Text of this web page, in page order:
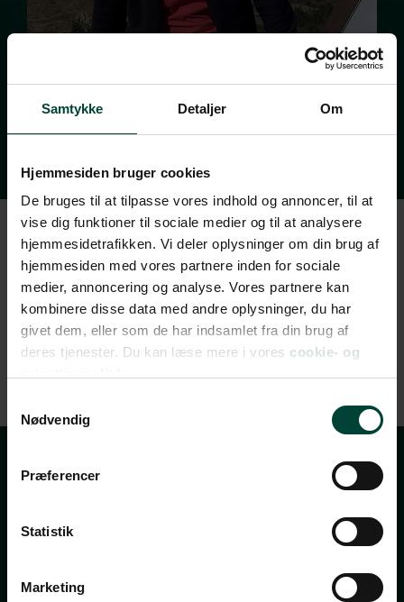
Samtykke Detaljer Om
Hjemmesiden bruger cookies
De bruges til at tilpasse vores indhold og annoncer, til at
vise dig funktioner til sociale medier og til at analysere
hjemmesidetrafikken. Vi deler oplysninger om din brug af
hjemmesiden med vores partnere inden for sociale
medier, annoncering og analyse. Vores partnere kan
kombinere disse data med andre oplysninger, du har
givet dem, eller som de har indsamlet fra din brug af
deres tjenester. Du kan læse mere i vores cookie- og
Nødvendig
Præferencer
Statistik
Marketing
Tilmeld dig vores
nyhedsbrev
TILMELD NYHEDSBREV